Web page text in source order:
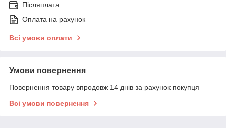
Післяплата
Оплата на рахунок
Всі умови оплати
Умови повернення
Повернення товару впродовж 14 днів за рахунок покупця
Всі умови повернення